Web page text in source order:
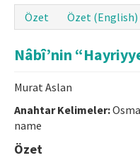
Amaç & Kapsam
Yayın Kurulu
Yayın İlkeleri
Etik İlkeler
İletişim
Özet Özet (English)
Nâbî’nin
Murat Aslan
Anahtar Kelimeler:
name
Özet